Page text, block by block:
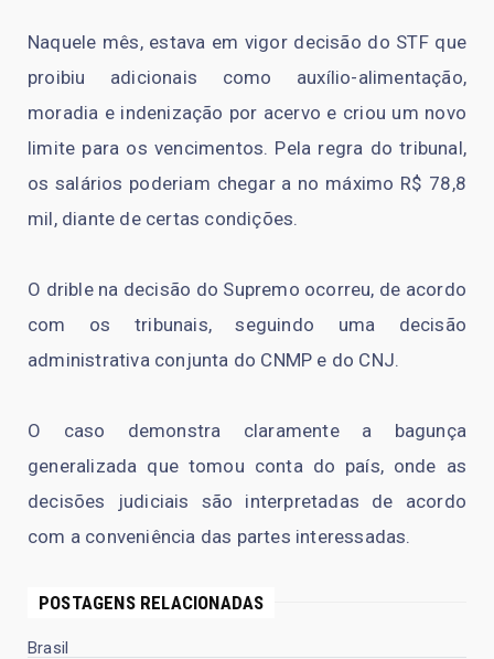
Naquele mês, estava em vigor decisão do STF que
proibiu adicionais como auxílio-alimentação,
moradia e indenização por acervo e criou um novo
limite para os vencimentos. Pela regra do tribunal,
os salários poderiam chegar a no máximo R$ 78,8
mil, diante de certas condições.
O drible na decisão do Supremo ocorreu, de acordo
com os tribunais, seguindo uma decisão
administrativa conjunta do CNMP e do CNJ.
O caso demonstra claramente a bagunça
generalizada que tomou conta do país, onde as
decisões judiciais são interpretadas de acordo
com a conveniência das partes interessadas.
POSTAGENS RELACIONADAS
Brasil